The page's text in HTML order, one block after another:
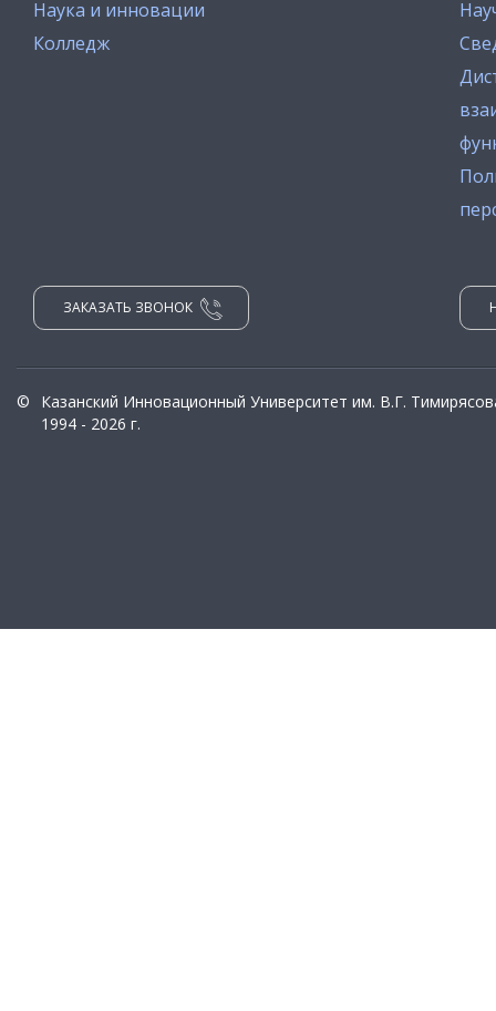
Наука и инновации
Колледж
ЗАКАЗАТЬ ЗВОНОК
©
Казанский Инновационный Университет им. В.Г.
1994 - 2026 г.